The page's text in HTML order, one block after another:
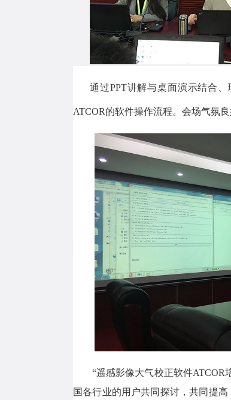
通过PPT讲解与桌面演示结合
ATCOR的软件操作流程。会场气氛
“遥感影像大气校正软件ATCOR
国各行业的用户共同探讨，共同提